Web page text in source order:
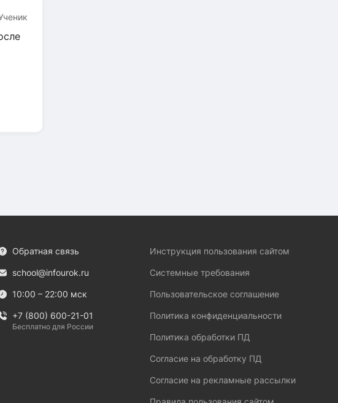
Обратная связь
school@infourok.ru
10:00 – 22:00 мск
+7 (800) 600-21-01
Бесплатно для России
Инструкция пользования сайтом
Системные требования
Пользовательское соглашение
Политика конфиденциальности
Политика обработки ПД
Согласие на обработку ПД
Согласие на рекламные рассылки